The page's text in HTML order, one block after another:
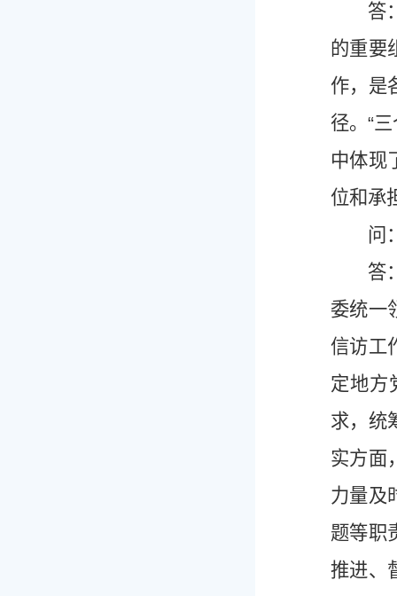
答：
的重要
作，是
径。“
中体现
位和承
问：
答：
委统一
信访工
定地方
求，统
实方面
力量及
题等职
推进、